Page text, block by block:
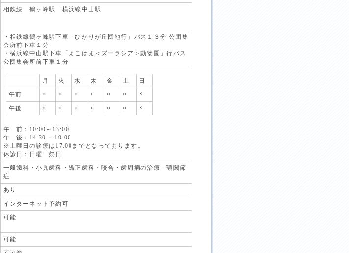
相鉄線 鶴ヶ峰駅 横浜線中山駅
・相鉄線鶴ヶ峰駅下車「ひかりが丘団地行」バス１３分 公団集
会所前下車１分
・横浜線中山駅下車「よこはま＜ズーラシア＞動物園」行バス
公団集会所前下車１分
月 火 水 木 金 土
日
午前
○ ○ ○ ○ ○ ○ ×
午後 ○ ○ ○ ○ ○ ○ ×
午 前：10:00～13:00
午 後：14:30 ～19:00
※土曜日の診療は17:00までとなっております。
休診日：日曜 祭日
一般歯科・小児歯科・矯正歯科・咬合・歯周病の治療・顎関節
症
あり
インターネット予約可
可能
可能